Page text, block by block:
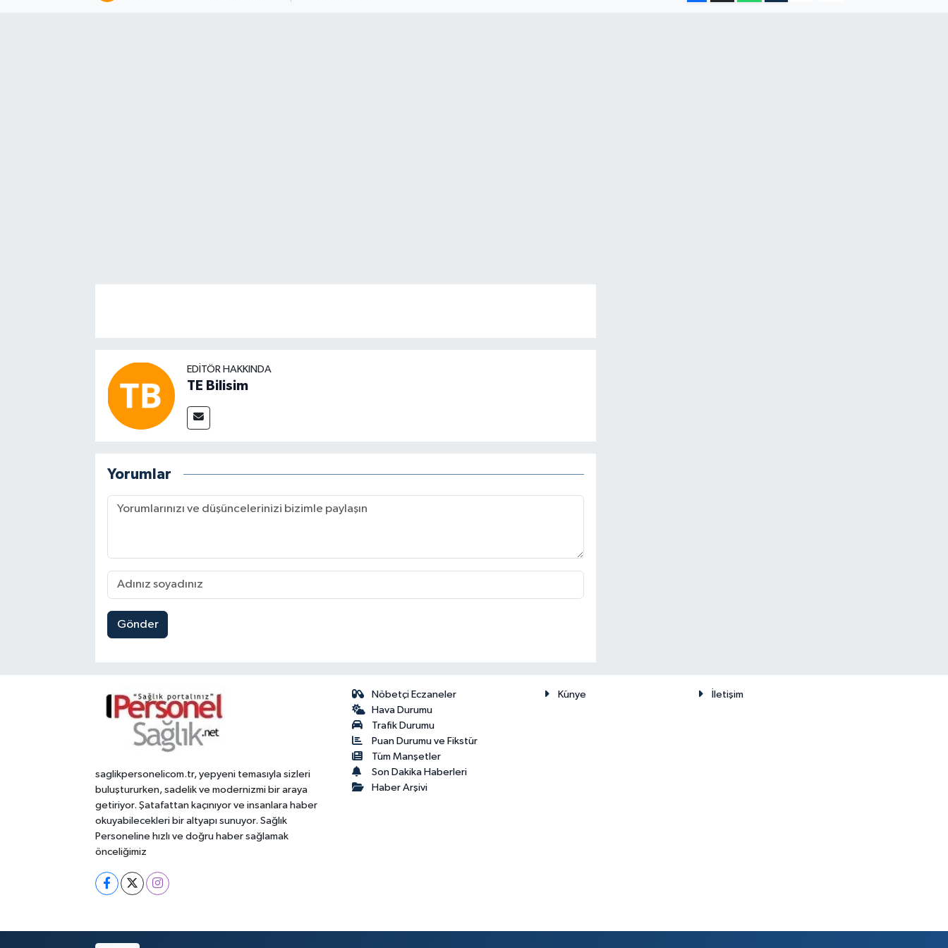
EDITÖR HAKKINDA
TE Bilisim
Yorumlar
Gönder
saglikpersonelicom.tr, yepyeni temasıyla sizleri
buluştururken, sadelik ve modernizmi bir araya
getiriyor. Şatafattan kaçınıyor ve insanlara haber
okuyabilecekleri bir altyapı sunuyor. Sağlık
Personeline hızlı ve doğru haber sağlamak
önceliğimiz
Nöbetçi Eczaneler
Hava Durumu
Trafik Durumu
Puan Durumu ve Fikstür
Tüm Manşetler
Son Dakika Haberleri
Haber Arşivi
Künye İletişim